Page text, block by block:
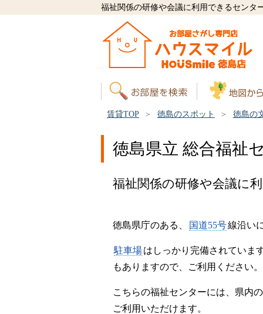
福祉関係の研修や会議に利用できるセンタ
賃貸TOP 徳島のスポット 徳島の
徳島県立 総合福祉
福祉関係の研修や会議に
徳島県庁のある、 国道55号線沿い
駐車場はしっかり完備されていま
もありますので、ご利用ください。
こちらの福祉センターには、県内
ご利用いただけます。